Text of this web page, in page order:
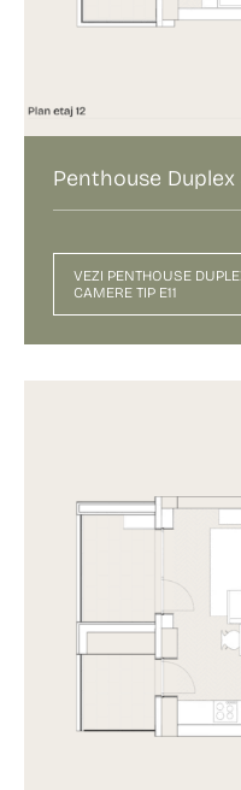
Penthouse Duplex
VEZI PENTHOUSE
CAMERE TIP E11